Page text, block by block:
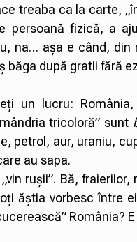
treaba ca la carte,
persoană fizică, a
na… așa e când,
băga după gratii fără
un lucru:
tricoloră” sunt
petrol, aur, uraniu,
au sapa.
rușii”. Bă,
ăștia vorbesc între
România?